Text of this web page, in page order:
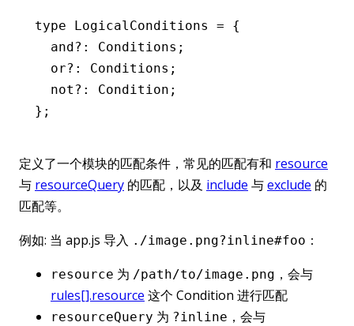
type LogicalConditions = {
  and
?: Conditions ;
  or
?: Conditions ;
  not
?: Condition ;
};
定义了一个模块的匹配条件，常见的匹配有和 resource
与 resourceQuery 的匹配，以及 include 与exclude 的
匹配等。
例如: 当 app.js 导入 ./image.png?inline#foo ：
resource 为 /path/to/image.png ，会与
rules[].resource 这个 Condition 进行匹配
resourceQuery 为 ?inline ，会与